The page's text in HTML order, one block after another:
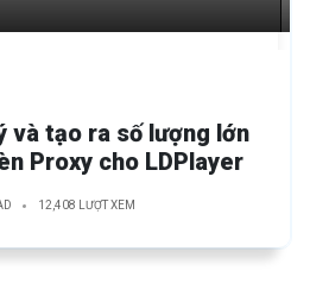
và tạo ra số lượng lớn
Proxy cho LDPlayer
12,408 LƯỢT XEM